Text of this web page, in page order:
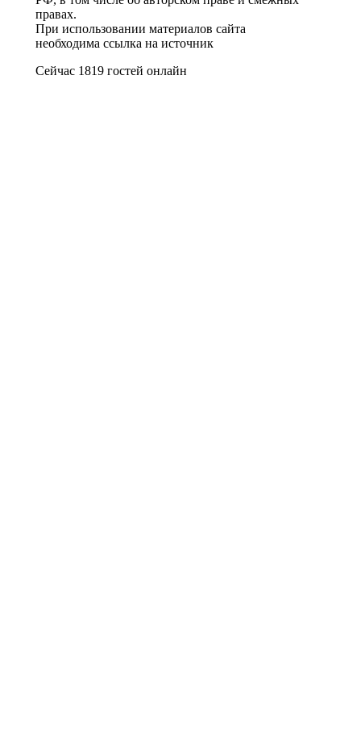
правах.
При использовании материалов сайта
необходима ссылка на источник
Сейчас 1819 гостей онлайн